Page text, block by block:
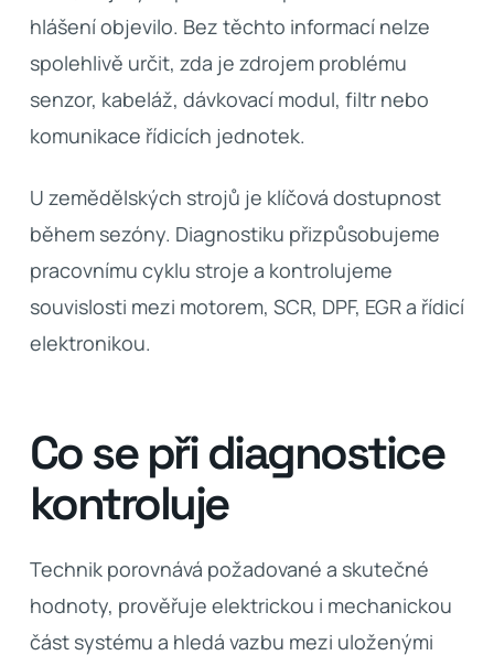
hlášení objevilo. Bez těchto informací nelze
spolehlivě určit, zda je zdrojem problému
senzor, kabeláž, dávkovací modul, filtr nebo
komunikace řídicích jednotek.
U zemědělských strojů je klíčová dostupnost
během sezóny. Diagnostiku přizpůsobujeme
pracovnímu cyklu stroje a kontrolujeme
souvislosti mezi motorem, SCR, DPF, EGR a řídicí
elektronikou.
Co se při diagnostice
kontroluje
Technik porovnává požadované a skutečné
hodnoty, prověřuje elektrickou i mechanickou
část systému a hledá vazbu mezi uloženými